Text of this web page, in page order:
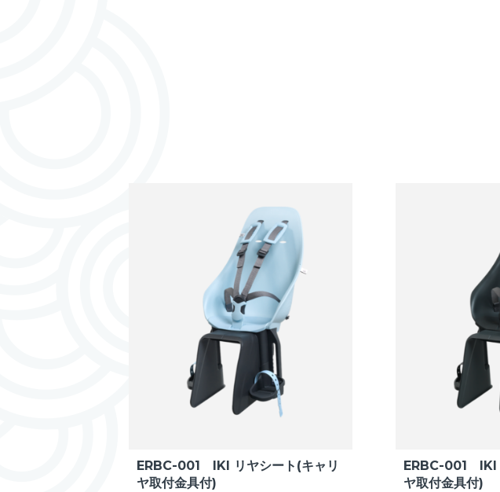
ERBC-001 IKI リヤシート(キャリ
ヤ取付金具付)
ERBC-001 IKI
ヤ取付金具付)